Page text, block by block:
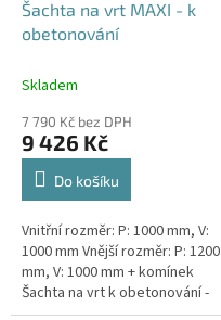
Šachta na vrt MAXI - k
obetonování
Skladem
7 790 Kč bez DPH
9 426 Kč
Do košíku
Vnitřní rozměr: P: 1000 mm, V:
1000 mm Vnější rozměr: P: 1200
mm, V: 1000 mm + komínek
Šachta na vrt k obetonování -
vhodná pod parkovací stání,